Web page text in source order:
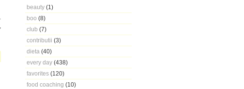
beauty (1)
boo (8)
club (7)
contributii (3)
dieta (40)
every day (438)
favorites (120)
food coaching (10)